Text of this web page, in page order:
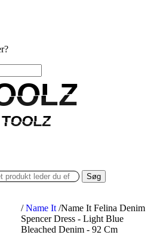
TOOLZ
TOOLZ
Søg
/ Name It /Name It Felina Denim
Spencer Dress - Light Blue
Bleached Denim - 92 Cm